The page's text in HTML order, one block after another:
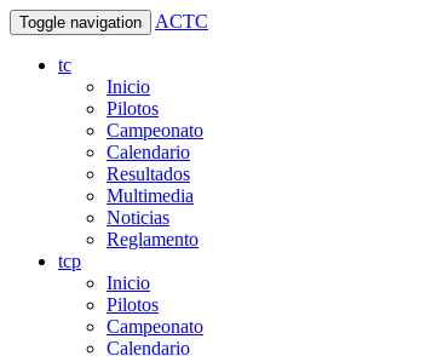
Toggle navigation ACTC
tc
Inicio
Pilotos
Campeonato
Calendario
Resultados
Multimedia
Noticias
Reglamento
tcp
Inicio
Pilotos
Campeonato
Calendario